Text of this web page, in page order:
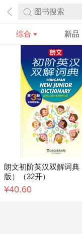
图书搜索
综合 新品
朗文初阶英汉双解词典
版）（32开）
¥40.60